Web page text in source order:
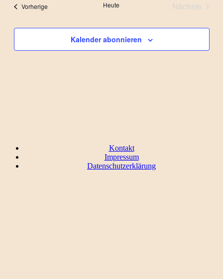
und
VorherigeVeranstaltungen Heute
Nächste
Kalender abonnieren
Kontakt
Impressum
Datenschutzerklärung